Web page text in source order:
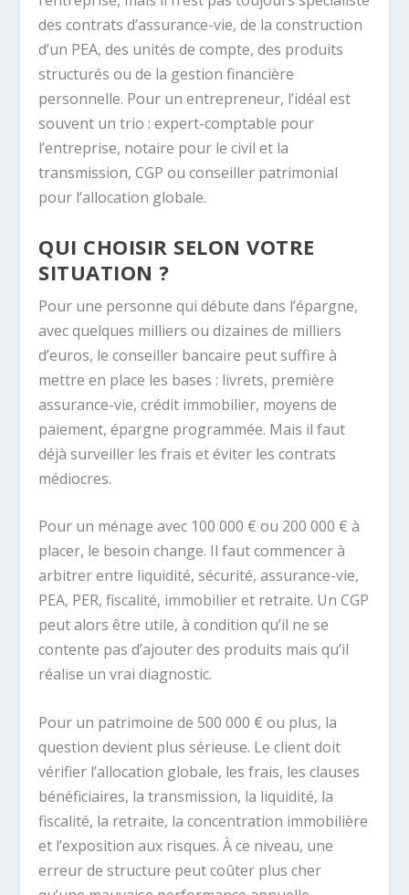
des contrats d’assurance-vie, de la construction
d’un PEA, des unités de compte, des produits
structurés ou de la gestion financière
personnelle. Pour un entrepreneur, l’idéal est
souvent un trio : expert-comptable pour
l’entreprise, notaire pour le civil et la
transmission, CGP ou conseiller patrimonial
pour l’allocation globale.
QUI CHOISIR SELON VOTRE
SITUATION ?
Pour une personne qui débute dans l’épargne,
avec quelques milliers ou dizaines de milliers
d’euros, le conseiller bancaire peut suffire à
mettre en place les bases : livrets, première
assurance-vie, crédit immobilier, moyens de
paiement, épargne programmée. Mais il faut
déjà surveiller les frais et éviter les contrats
médiocres.
Pour un ménage avec 100 000 € ou 200 000 € à
placer, le besoin change. Il faut commencer à
arbitrer entre liquidité, sécurité, assurance-vie,
PEA, PER, fiscalité, immobilier et retraite. Un CGP
peut alors être utile, à condition qu’il ne se
contente pas d’ajouter des produits mais qu’il
réalise un vrai diagnostic.
Pour un patrimoine de 500 000 € ou plus, la
question devient plus sérieuse. Le client doit
vérifier l’allocation globale, les frais, les clauses
bénéficiaires, la transmission, la liquidité, la
fiscalité, la retraite, la concentration immobilière
et l’exposition aux risques. À ce niveau, une
erreur de structure peut coûter plus cher